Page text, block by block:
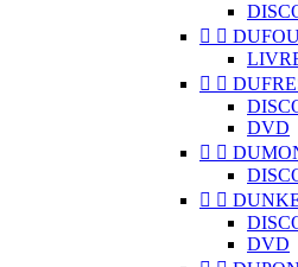
 
 
DVD
 
 
DVD